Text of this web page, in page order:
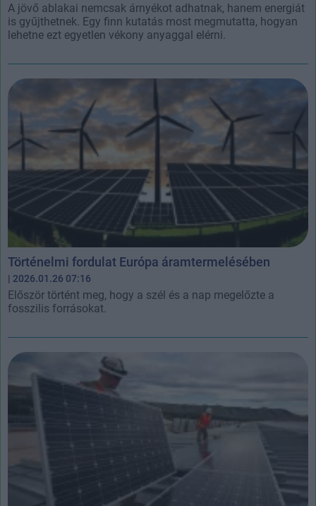
A jövő ablakai nemcsak árnyékot adhatnak, hanem energiát
is gyűjthetnek. Egy finn kutatás most megmutatta, hogyan
lehetne ezt egyetlen vékony anyaggal elérni.
Történelmi fordulat Európa áramtermelésében
| 2026.01.26 07:16
Először történt meg, hogy a szél és a nap megelőzte a
fosszilis forrásokat.